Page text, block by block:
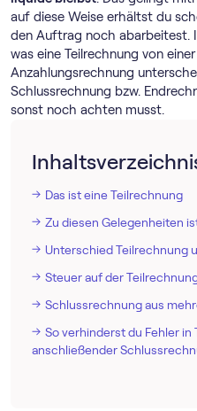
auf diese Weise erhältst du
den Auftrag noch abarbeitest.
was eine Teilrechnung von
Anzahlungsrechnung
Schlussrechnung bzw.
sonst noch achten musst.
Das ist eine Teilrechnung
Zu diesen Gelegenheiten
Unterschied Teilrechnung
Steuer auf der
Schlussrechnung aus
So verhinderst du Fehler in
anschließender